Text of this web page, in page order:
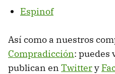
Espinof
Así como a nuestros
Compradicción: puedes
publican en Twittery